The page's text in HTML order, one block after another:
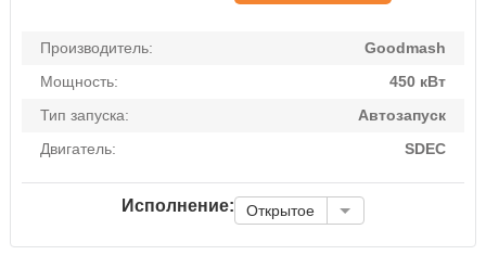
Производитель:
Goodmash
Мощность:
450 кВт
Тип запуска:
Автозапуск
Двигатель:
SDEC
Исполнение: Открытое